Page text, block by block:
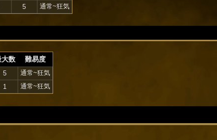
5 通常~狂気
大数 難易度
5
通常~狂気
1 通常~狂気